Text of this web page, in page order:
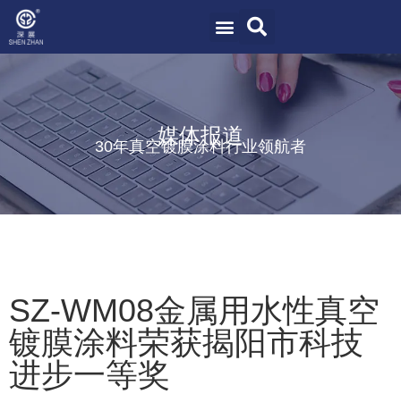
媒体报道
30年真空镀膜涂料行业领航者
SZ-WM08金属用水性真空
镀膜涂料荣获揭阳市科技
进步一等奖